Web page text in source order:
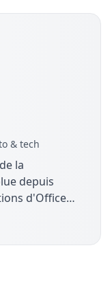
& tech
la
depuis
d'Office
lien étroit
et
avec une